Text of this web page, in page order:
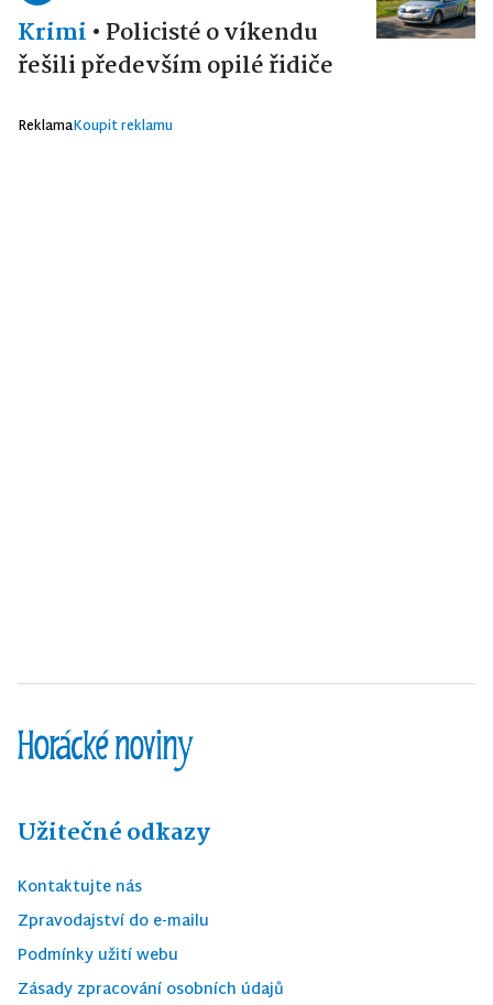
Krimi • Policisté o víkendu
řešili především opilé řidiče
ReklamaKoupit reklamu
Užitečné odkazy
Kontaktujte nás
Zpravodajství do e-mailu
Podmínky užití webu
Zásady zpracování osobních údajů